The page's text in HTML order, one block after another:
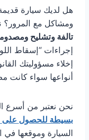
هل لديك سيارة
ومشاكل مع
تالفة وتشليح
إجراءات “إسقاط
إخلاء مسؤوليتك
أنواعها سواء كانت
نحن نعتبر من أسرع
بسيطة للحصول على
السيارة وموقعها